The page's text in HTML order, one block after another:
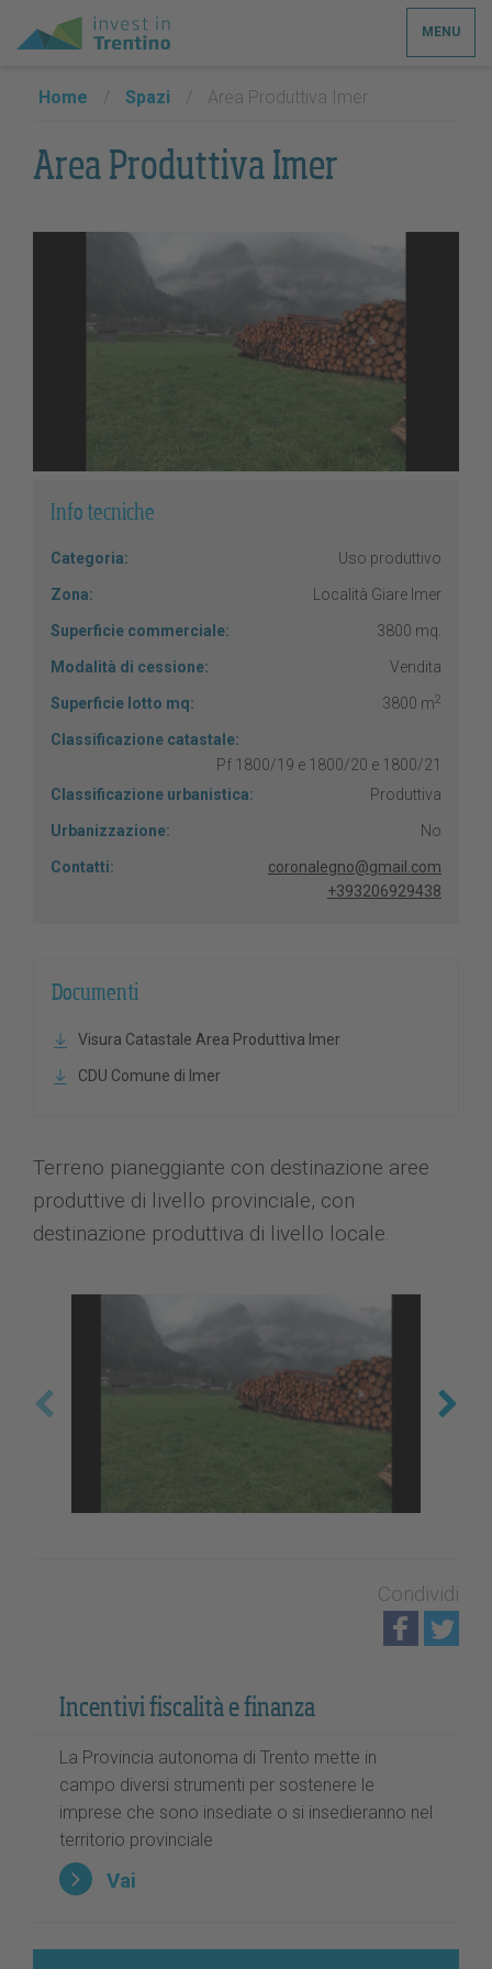
MENU
Home / Spazi / Area Produttiva Imer
Area Produttiva Imer
Info tecniche
Categoria: Uso produttivo
Zona: Località Giare Imer
Superficie commerciale: 3800 mq.
Modalità di cessione: Vendita
Superficie lotto mq: 3800 m2
Classificazione catastale:
Pf 1800/19 e 1800/20 e 1800/21
Classificazione urbanistica:
Produttiva
Urbanizzazione: No
Contatti:
coronalegno@gmail.com
+393206929438
Documenti
Visura Catastale Area Produttiva Imer
CDU Comune di Imer
Terreno pianeggiante con destinazione aree
produttive di livello provinciale, con
destinazione produttiva di livello locale.
Condividi
Incentivi fiscalità e finanza
La Provincia autonoma di Trento mette in
campo diversi strumenti per sostenere le
imprese che sono insediate o si insedieranno nel
territorio provinciale
Vai